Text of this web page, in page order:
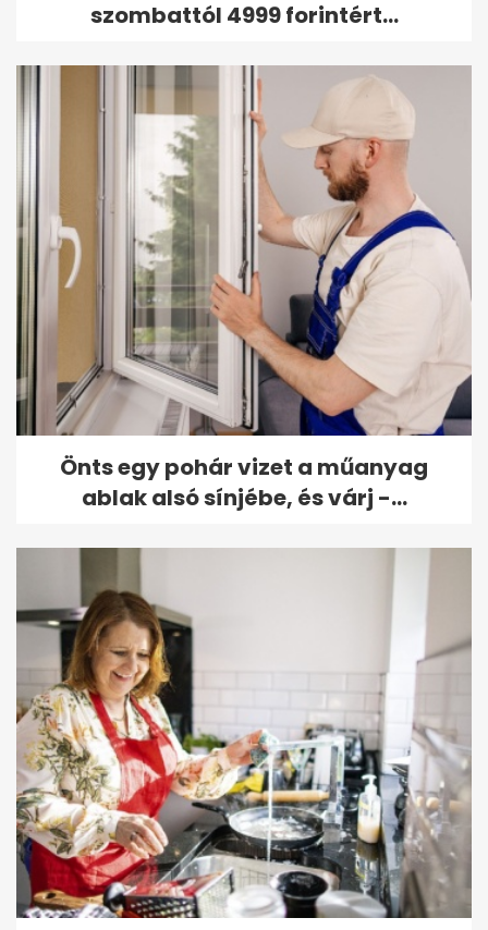
szombattól 4999 forintért...
Önts egy pohár vizet a műanyag
ablak alsó sínjébe, és várj -...